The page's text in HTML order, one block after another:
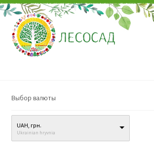
Перейти
к
навигации
Перейти
к
содержимому
Саженцы
Семена
Выбор валюты
UAH, грн.
Ukrainian hryvnia